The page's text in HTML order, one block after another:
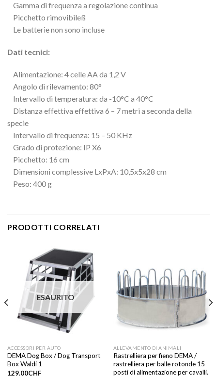
Gamma di frequenza a regolazione continua
Picchetto rimovibileß
Le batterie non sono incluse
Dati tecnici:
Alimentazione: 4 celle AA da 1,2 V
Angolo di rilevamento: 80°
Intervallo di temperatura: da -10°C a 40°C
Distanza effettiva effettiva 6 – 7 metri a seconda della
specie
Intervallo di frequenza: 15 – 50 KHz
Grado di protezione: IP X6
Picchetto: 16 cm
Dimensioni complessive LxPxA: 10,5x5x28 cm
Peso: 400 g
PRODOTTI CORRELATI
ESAURITO
ACCESSORI PER AUTO
DEMA Dog Box / Dog Transport
Box Waldi 1
129.00CHF
ALLEVAMENTO DI ANIMALI
Rastrelliera per fieno DEMA /
rastrelliera per balle rotonde 15
posti di alimentazione per cavalli.